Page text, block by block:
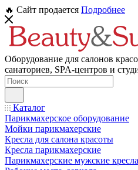
🔥 Сайт продается Подробнее
Оборудование для салонов
санаториев, SPA-центров и
Каталог
Парикмахерское оборудование
Мойки парикмахерские
Кресла для салона красоты
Кресла парикмахерские
Парикмахерские мужские